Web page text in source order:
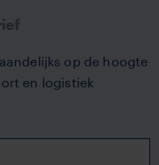
op de hoogte
en logistiek